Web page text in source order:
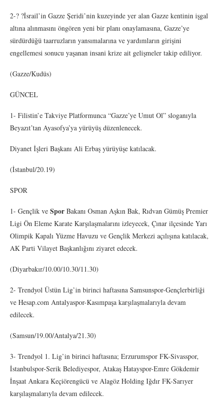
2-? ?İsrail’in Gazze Şeridi’nin kuzeyinde yer alan Gazze kentinin işgal
altına alınmasını öngören yeni bir planı onaylamasına, Gazze’ye
sürdürdüğü taarruzların yansımalarına ve yardımların girişini
engellemesi sonucu yaşanan insani krize ait gelişmeler takip ediliyor.
(Gazze/Kudüs)
GÜNCEL
1- Filistin’e Takviye Platformunca “Gazze’ye Umut Ol” sloganıyla
Beyazıt’tan Ayasofya’ya yürüyüş düzenlenecek.
Diyanet İşleri Başkanı Ali Erbaş yürüyüşe katılacak.
(İstanbul/20.19)
SPOR
1- Gençlik ve Spor Bakanı Osman Aşkın Bak, Rıdvan Gümüş Premier
Ligi Ön Eleme Karate Karşılaşmalarını izleyecek, Çınar ilçesinde Yarı
Olimpik Kapalı Yüzme Havuzu ve Gençlik Merkezi açılışına katılacak,
AK Parti Vilayet Başkanlığını ziyaret edecek.
(Diyarbakır/10.00/10.30/11.30)
2- Trendyol Üstün Lig’in birinci haftasına Samsunspor-Gençlerbirliği
ve Hesap.com Antalyaspor-Kasımpaşa karşılaşmalarıyla devam
edilecek.
(Samsun/19.00/Antalya/21.30)
3- Trendyol 1. Lig’in birinci haftasına; Erzurumspor FK-Sivasspor,
İstanbulspor-Serik Belediyespor, Atakaş Hatayspor-Emre Gökdemir
İnşaat Ankara Keçiörengücü ve Alagöz Holding Iğdır FK-Sarıyer
karşılaşmalarıyla devam edilecek.